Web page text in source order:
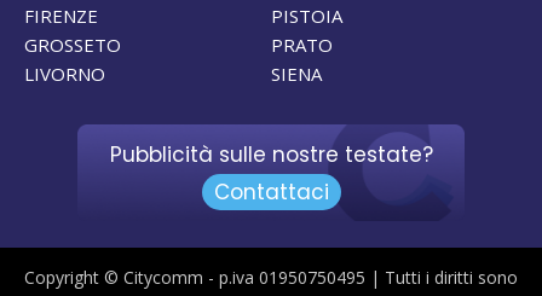
FIRENZE
GROSSETO
LIVORNO
PISTOIA
PRATO
SIENA
Pubblicità sulle nostre testate?
Contattaci
Copyright © Citycomm - p.iva 01950750495 | Tutti i diritti sono